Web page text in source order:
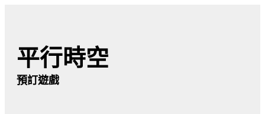
平行時空
預訂遊戲